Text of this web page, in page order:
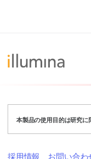
本製品の使用目的は研究に
採用情報 お問い合わ